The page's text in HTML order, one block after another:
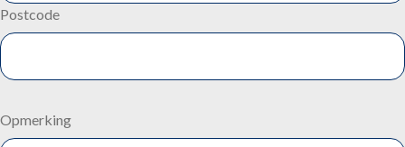
Postcode
Opmerking